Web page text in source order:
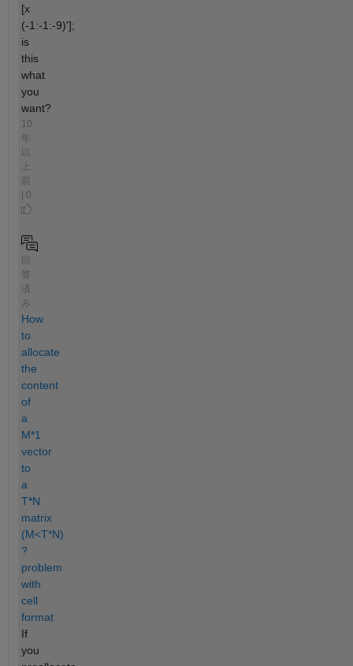
[x
(-1:-1:-9)'];
is
this
what
you
want?
10
年
以
前
| 0
回
答
済
み
How
to
allocate
the
content
of
a
M*1
vector
to
a
T*N
matrix
(M<T*N)
?
problem
with
cell
format
If
you